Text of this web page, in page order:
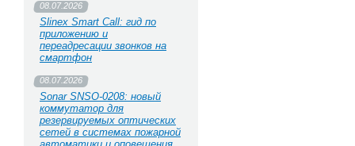
08.07.2026
Slinex Smart Call: гид по
приложению и
переадресации звонков на
смартфон
08.07.2026
Sonar SNSO-0208: новый
коммутатор для
резервируемых оптических
сетей в системах пожарной